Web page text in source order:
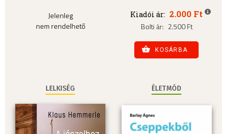
Jelenleg
nem rendelhető
Kiadói ár: 2.000 Ft
Bolti ár: 2.500 Ft
KOSÁRBA
LELKISÉG ÉLETMÓD